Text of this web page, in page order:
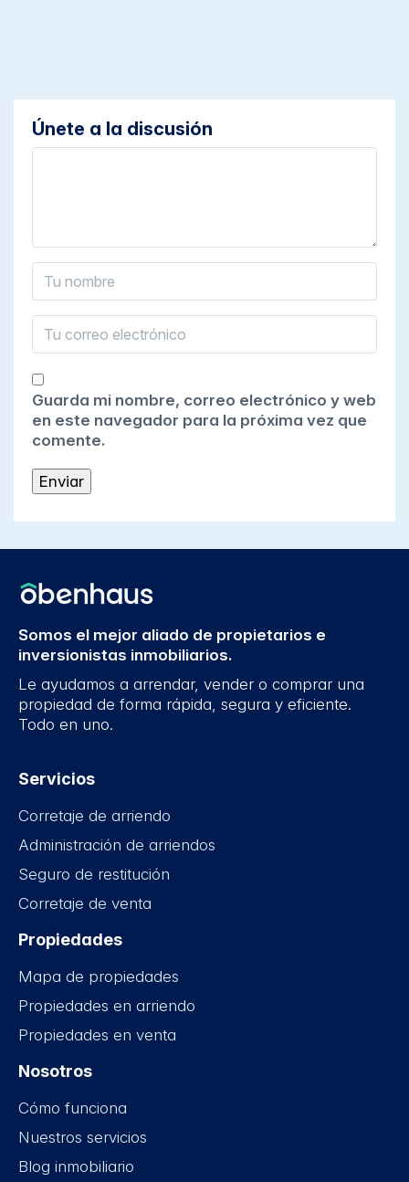
Únete a la discusión
Guarda mi nombre, correo electrónico y web
en este navegador para la próxima vez que
comente.
Somos el mejor aliado de propietarios e
inversionistas inmobiliarios.
Le ayudamos a arrendar, vender o comprar una
propiedad de forma rápida, segura y eficiente.
Todo en uno.
Servicios
Corretaje de arriendo
Administración de arriendos
Seguro de restitución
Corretaje de venta
Propiedades
Mapa de propiedades
Propiedades en arriendo
Propiedades en venta
Nosotros
Cómo funciona
Nuestros servicios
Blog inmobiliario